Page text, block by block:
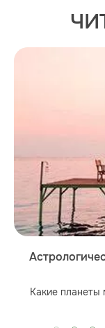
Какие планеты